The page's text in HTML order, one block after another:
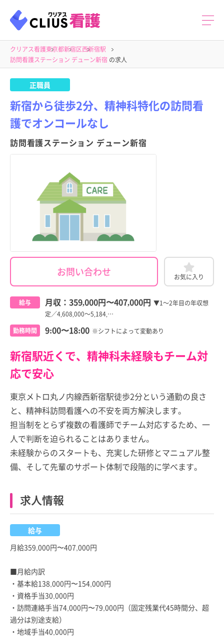
クリアス看護東京都新宿区西新宿駅
訪問看護ステーション デューン新宿 の求人
正職員
新宿から徒歩2分、精神科特化の訪問看
護でオンコールなし
訪問看護ステーション デューン新宿
お問い合わせ お気に入り
給与 月収： 359,000円〜407,000円 ▼1～2年目の年収想
定／4,608,000～5,184,…
勤務時間
9:00〜18:00 ※シフトによって変動あり
新宿駅近くで、精神科未経験もチーム対
応で安心
東京メトロ丸ノ内線西新宿駅徒歩2分という通勤の良さ
と、精神科訪問看護への不安を両方解決します。
担当制をとらず複数の看護師でチーム対応するため、一
人で判断を迫られることはありません。
未経験からのスタートも、充実した研修とマニュアル整
備、そして先輩のサポート体制で段階的に学べます。
求人情報
給与
月給359,000円〜407,000円
■月給内訳
・基本給138,000円〜154,000円
・資格手当30,000円
・訪問連絡手当74,000円〜79,000円（固定残業代45時間分、超
過分は別途支給）
・地域手当40,000円